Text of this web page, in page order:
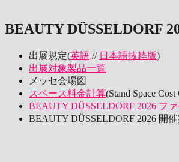
BEAUTY DÜSSELDORF
出展規定(英語 // 日本語抜粋版)
出展対象製品一覧
メッセ会場図
スペース料金計算(Stand Space
BEAUTY DÜSSELDORF 2026 フ
BEAUTY DÜSSELDORF 2026 開